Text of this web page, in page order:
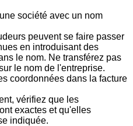
société avec un nom
peuvent se faire passer
en introduisant des
le nom. Ne transférez pas
le nom de l'entreprise.
coordonnées dans la facture
vérifiez que les
exactes et qu'elles
indiquée.